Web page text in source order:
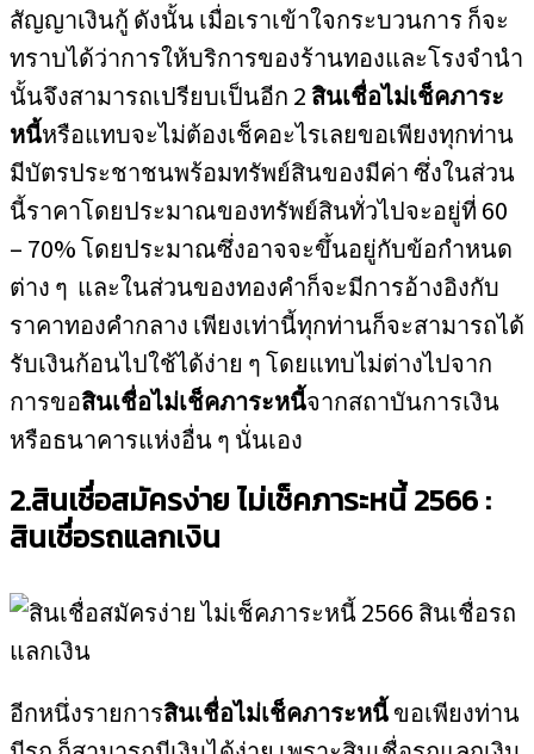
สัญญาเงินกู้ ดังนั้น เมื่อเราเข้าใจกระบวนการ ก็จะ
ทราบได้ว่าการให้บริการของร้านทองและโรงจำนำ
นั้นจึงสามารถเปรียบเป็นอีก 2 สินเชื่อไม่เช็คภาระ
หนี้หรือแทบจะไม่ต้องเช็คอะไรเลยขอเพียงทุกท่าน
มีบัตรประชาชนพร้อมทรัพย์สินของมีค่า ซึ่งในส่วน
นี้ราคาโดยประมาณของทรัพย์สินทั่วไปจะอยู่ที่ 60
– 70% โดยประมาณซึ่งอาจจะขึ้นอยู่กับข้อกำหนด
ต่าง ๆ และในส่วนของทองคำก็จะมีการอ้างอิงกับ
ราคาทองคำกลาง เพียงเท่านี้ทุกท่านก็จะสามารถได้
รับเงินก้อนไปใช้ได้ง่าย ๆ โดยแทบไม่ต่างไปจาก
การขอสินเชื่อไม่เช็คภาระหนี้จากสถาบันการเงิน
หรือธนาคารแห่งอื่น ๆ นั่นเอง
2.สินเชื่อสมัครง่าย ไม่เช็คภาระหนี้ 2566 :
สินเชื่อรถแลกเงิน
อีกหนึ่งรายการสินเชื่อไม่เช็คภาระหนี้ขอเพียงท่าน